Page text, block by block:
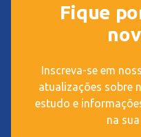
Fique
Inscreva-se em
atualizações sobre
estudo e
na